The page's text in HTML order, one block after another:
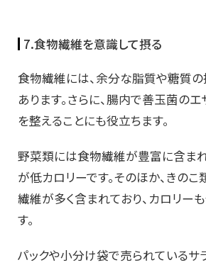
7.食物繊維を意識して摂る
食物繊維には、余分な脂質や糖質
あります。さらに、腸内で善玉菌の
を整えることにも役立ちます。
野菜類には食物繊維が豊富に含まれ
が低カロリーです。そのほか、きの
繊維が多く含まれており、カロリー
す。
パックや小分け袋で売られているサ